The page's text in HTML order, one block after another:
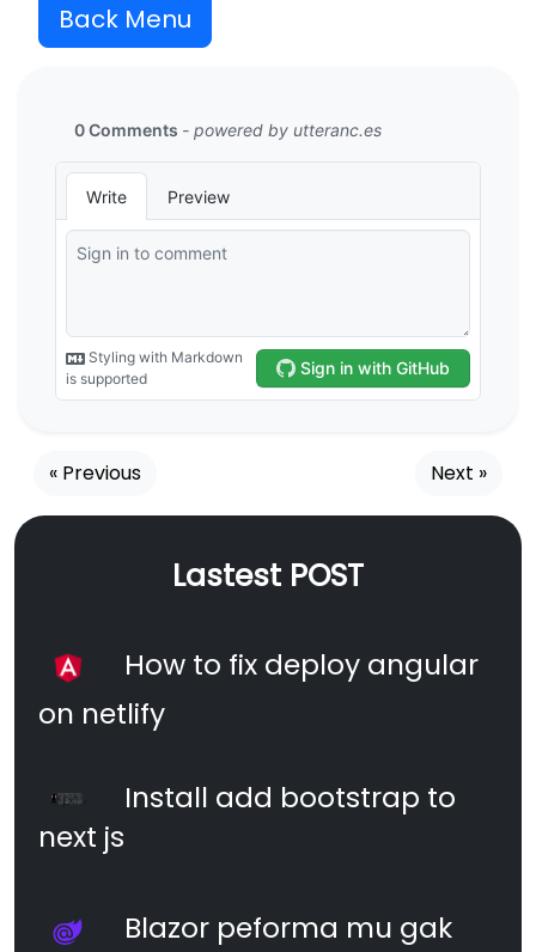
Back Menu
« Previous Next »
Lastest POST
How to fix deploy angular
on netlify
Install add bootstrap to
next js
Blazor peforma mu gak